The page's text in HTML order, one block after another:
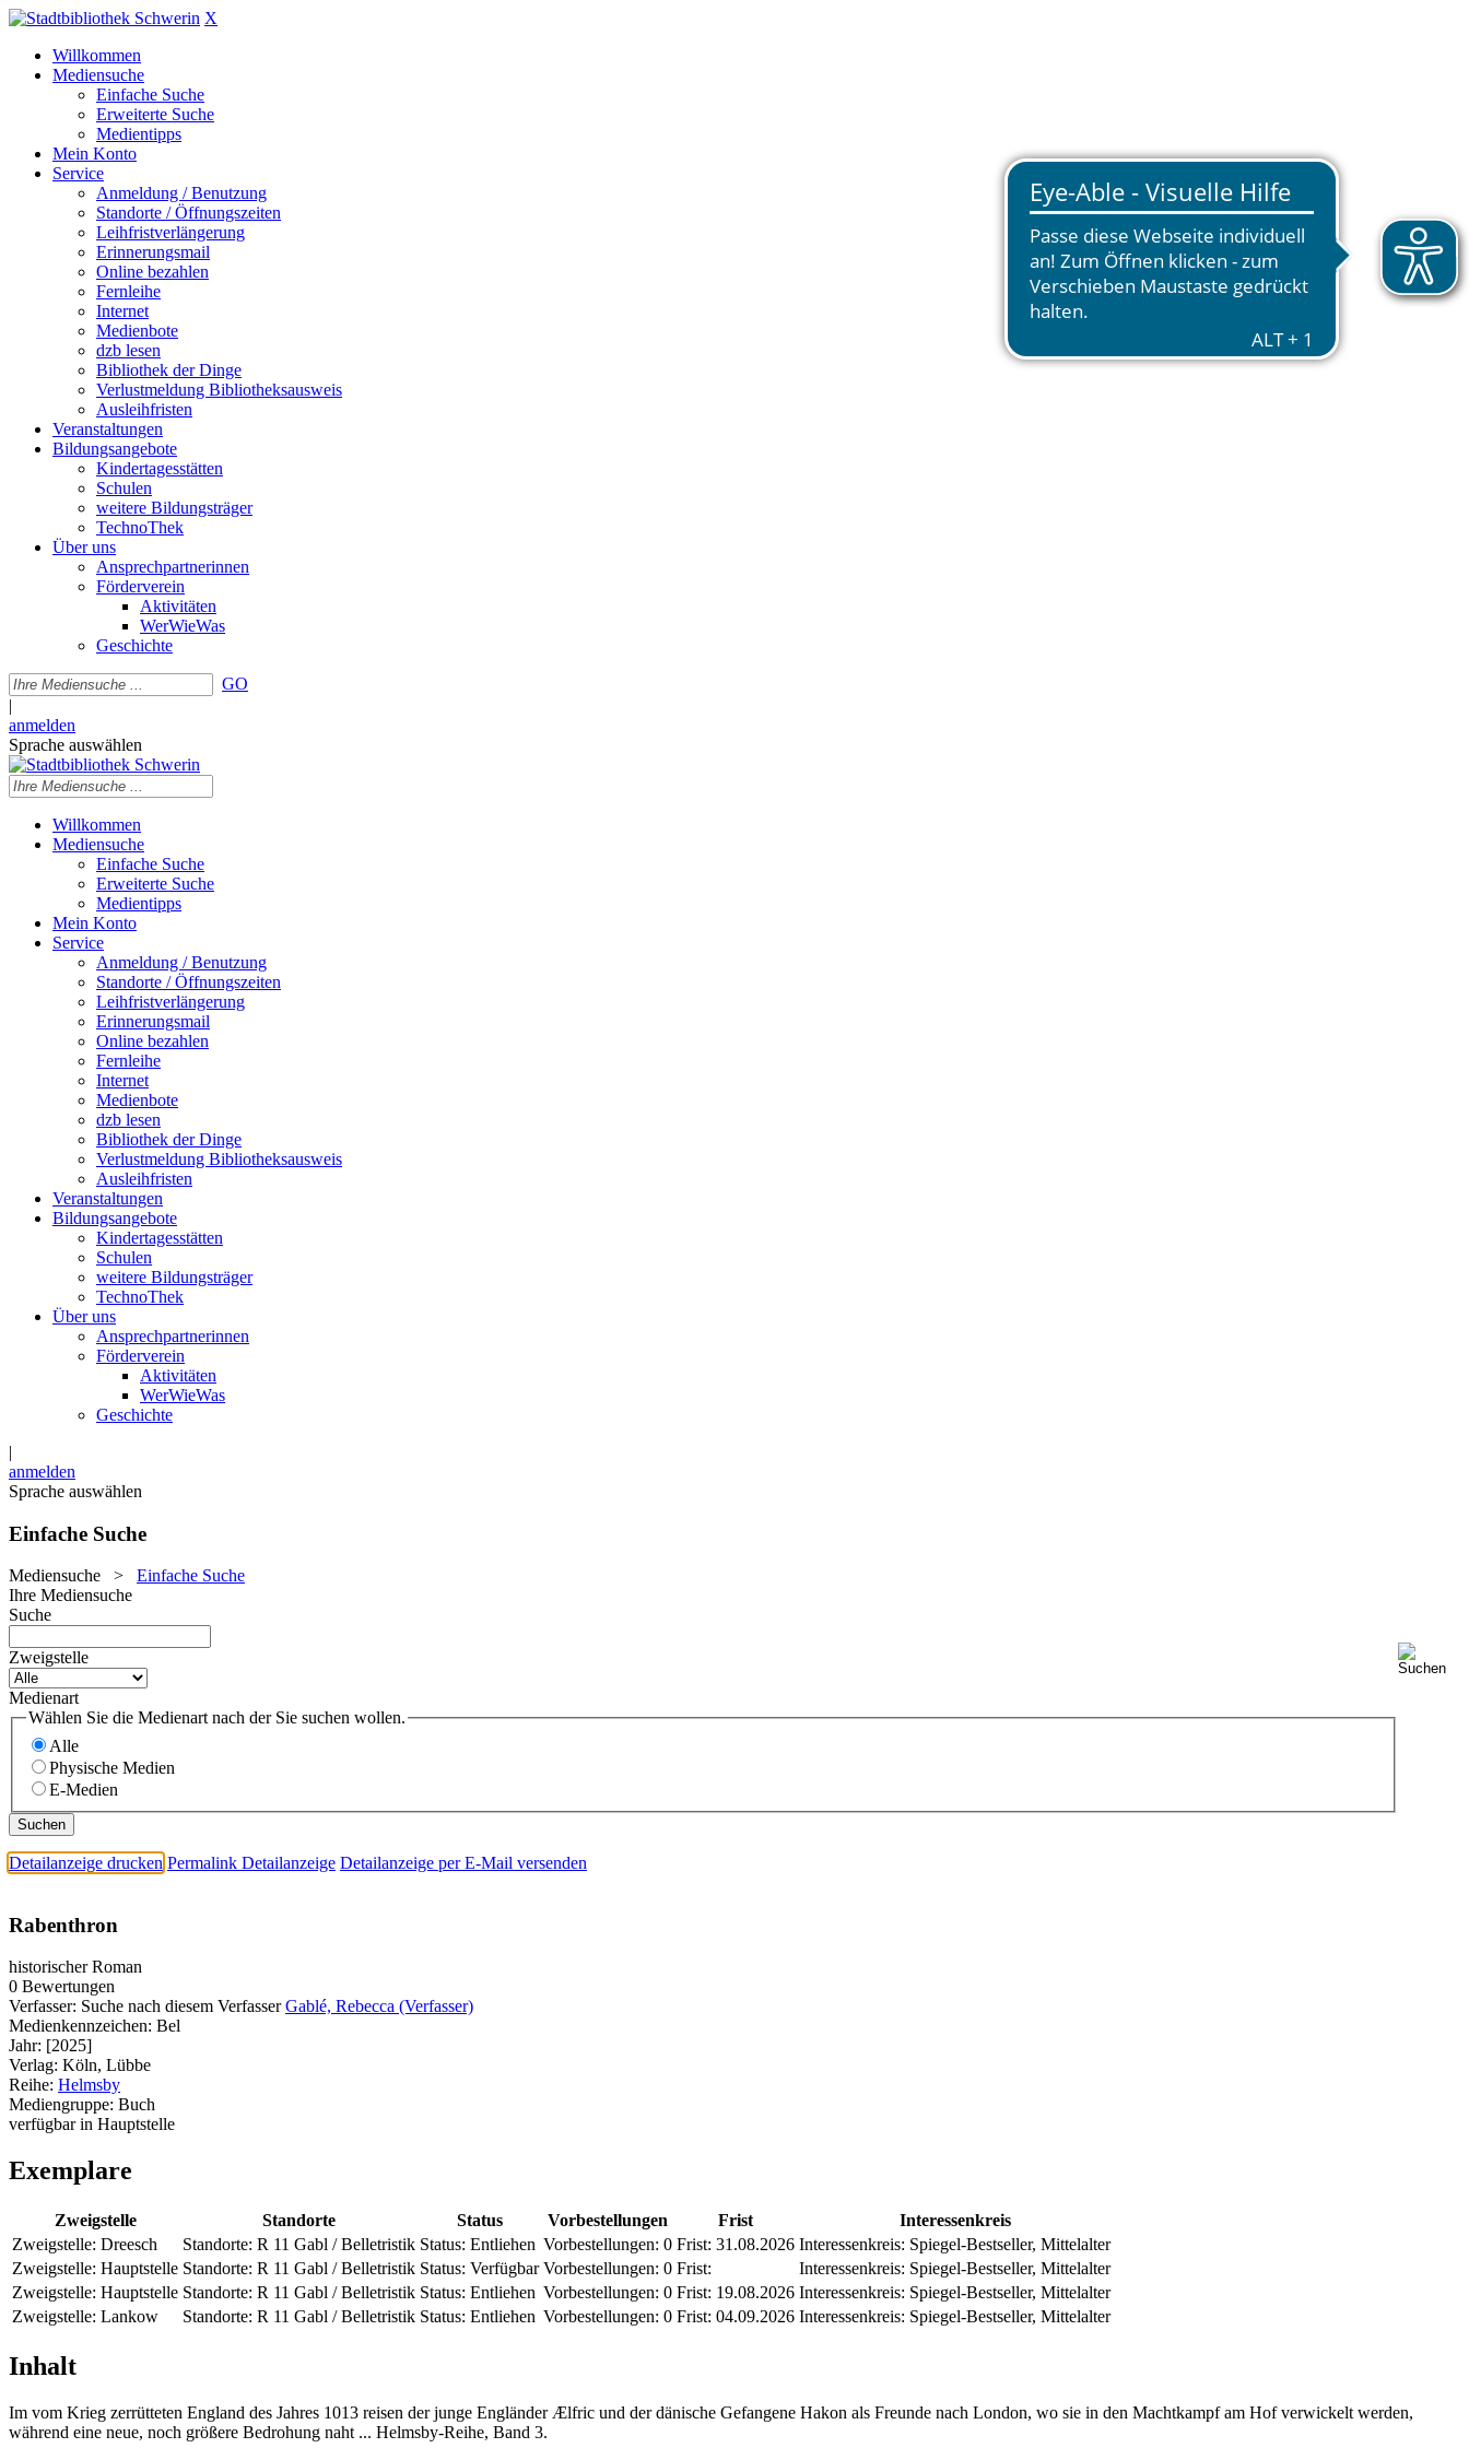
X
Willkommen
Mediensuche
Einfache Suche
Erweiterte Suche
Medientipps
Mein Konto
Service
Anmeldung / Benutzung
Standorte / Öffnungszeiten
Leihfristverlängerung
Erinnerungsmail
Online bezahlen
Fernleihe
Internet
Medienbote
dzb lesen
Bibliothek der Dinge
Verlustmeldung Bibliotheksausweis
Ausleihfristen
Veranstaltungen
Bildungsangebote
Kindertagesstätten
Schulen
weitere Bildungsträger
TechnoThek
Über uns
Ansprechpartnerinnen
Förderverein
Aktivitäten
WerWieWas
Geschichte
GO
|
anmelden
Sprache auswählen
Willkommen
Mediensuche
Einfache Suche
Erweiterte Suche
Medientipps
Mein Konto
Service
Anmeldung / Benutzung
Standorte / Öffnungszeiten
Leihfristverlängerung
Erinnerungsmail
Online bezahlen
Fernleihe
Internet
Medienbote
dzb lesen
Bibliothek der Dinge
Verlustmeldung Bibliotheksausweis
Ausleihfristen
Veranstaltungen
Bildungsangebote
Kindertagesstätten
Schulen
weitere Bildungsträger
TechnoThek
Über uns
Ansprechpartnerinnen
Förderverein
Aktivitäten
WerWieWas
Geschichte
|
anmelden
Sprache auswählen
Einfache Suche
Mediensuche > Einfache Suche
Ihre Mediensuche
Suche
Zweigstelle
Medienart
Wählen Sie die Medienart nach der Sie suchen wollen.
Alle
Physische Medien
E-Medien
Detailanzeige drucken Permalink Detailanzeige Detailanzeige per E-Mail versenden
Rabenthron
historischer Roman
0 Bewertungen
Verfasser: Suche nach diesem Verfasser Gablé, Rebecca (Verfasser)
Medienkennzeichen: Bel
Jahr: [2025]
Verlag: Köln, Lübbe
Reihe: Helmsby
Mediengruppe: Buch
verfügbar in Hauptstelle
Exemplare
Zweigstelle Standorte Status Vorbestellungen Frist
Interessenkreis
Zweigstelle: Dreesch Standorte: R 11 Gabl / Belletristik Status: Entliehen Vorbestellungen: 0 Frist: 31.08.2026 Interessenkreis: Spiegel-Bestseller, Mittelalter
Zweigstelle: Hauptstelle Standorte: R 11 Gabl / Belletristik Status: Verfügbar Vorbestellungen: 0 Frist: Interessenkreis: Spiegel-Bestseller, Mittelalter
Zweigstelle: Hauptstelle Standorte: R 11 Gabl / Belletristik Status: Entliehen Vorbestellungen: 0 Frist: 19.08.2026 Interessenkreis: Spiegel-Bestseller, Mittelalter
Zweigstelle: Lankow Standorte: R 11 Gabl / Belletristik Status: Entliehen Vorbestellungen: 0 Frist: 04.09.2026 Interessenkreis: Spiegel-Bestseller, Mittelalter
Inhalt
Im vom Krieg zerrütteten England des Jahres 1013 reisen der junge Engländer Ælfric und der dänische Gefangene Hakon als Freunde nach London, wo sie in den Machtkampf am Hof verwickelt werden,
während eine neue, noch größere Bedrohung naht ... Helmsby-Reihe, Band 3.